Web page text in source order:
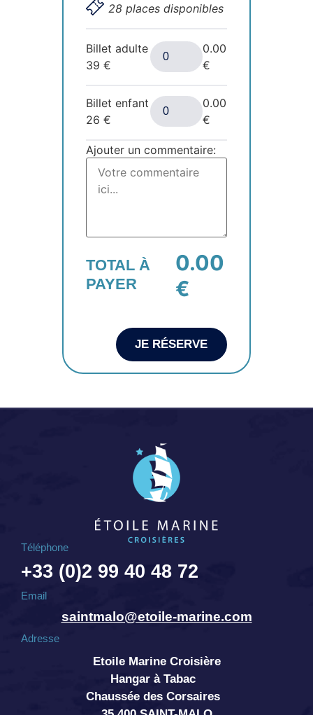
28 places disponibles
Billet adulte
39€
0.00
€
Billet enfant
26€
0.00
€
Ajouter un commentaire:
TOTAL À
PAYER
0.00
€
JE RÉSERVE
Téléphone
+33 (0)2 99 40 48 72
Email
saintmalo@etoile-marine.com
Adresse
Etoile Marine Croisière
Hangar à Tabac
Chaussée des Corsaires